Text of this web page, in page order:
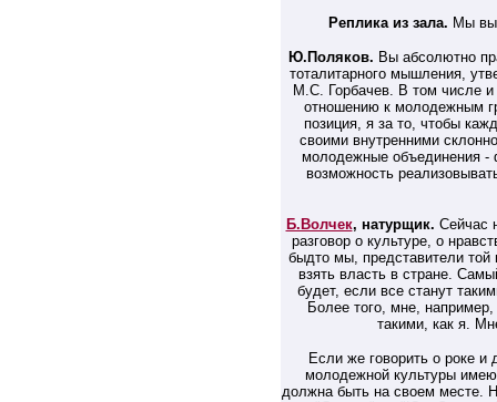
Реплика из зала. Мы
Ю.Поляков. Вы абсолютно
тоталитарного мышления,
М.С. Горбачев. В том числе
отношению к молодежным
позиция, я за то, чтобы
своими внутренними
молодежные объединения
возможность
Б.Волчек, натурщик. Сейчас
разговор о культуре, о
быдто мы, представители
взять власть в стране.
будет, если все станут
Более того, мне,
такими, как я.
Если же говорить о роке
молодежной культуры
должна быть на своем месте.